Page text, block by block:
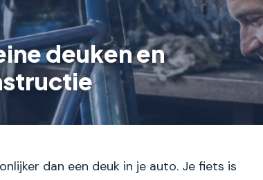
deuken en
dan een deuk in je auto. Je fiets is